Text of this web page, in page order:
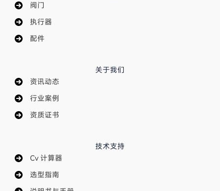
阀门
执行器
配件
关于我们
资讯动态
行业案例
资质证书
技术支持
Cv 计算器
选型指南